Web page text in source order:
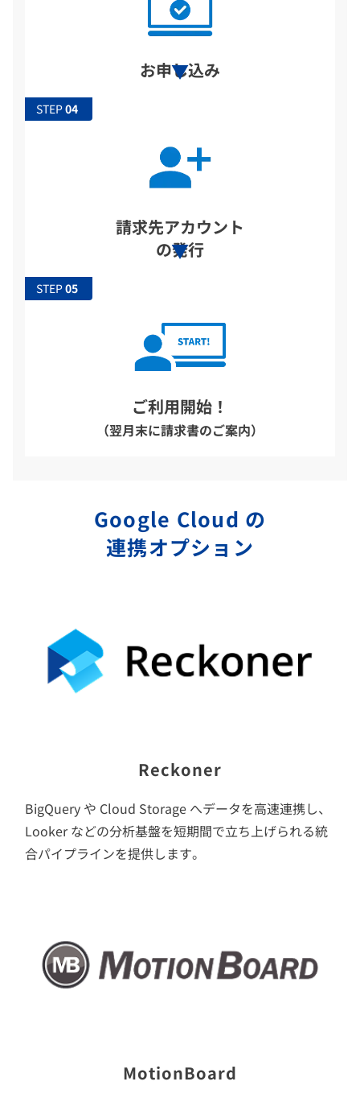
お申し込み
STEP
請求先アカウント
の発行
STEP
ご利用開始！
（翌月末に請求書のご案内）
Google Cloud の
連携オプション
Reckoner
BigQuery や Cloud Storage へデータを高速連携し、
Looker などの分析基盤を短期間で立ち上げられる統
合パイプラインを提供します。
MotionBoard